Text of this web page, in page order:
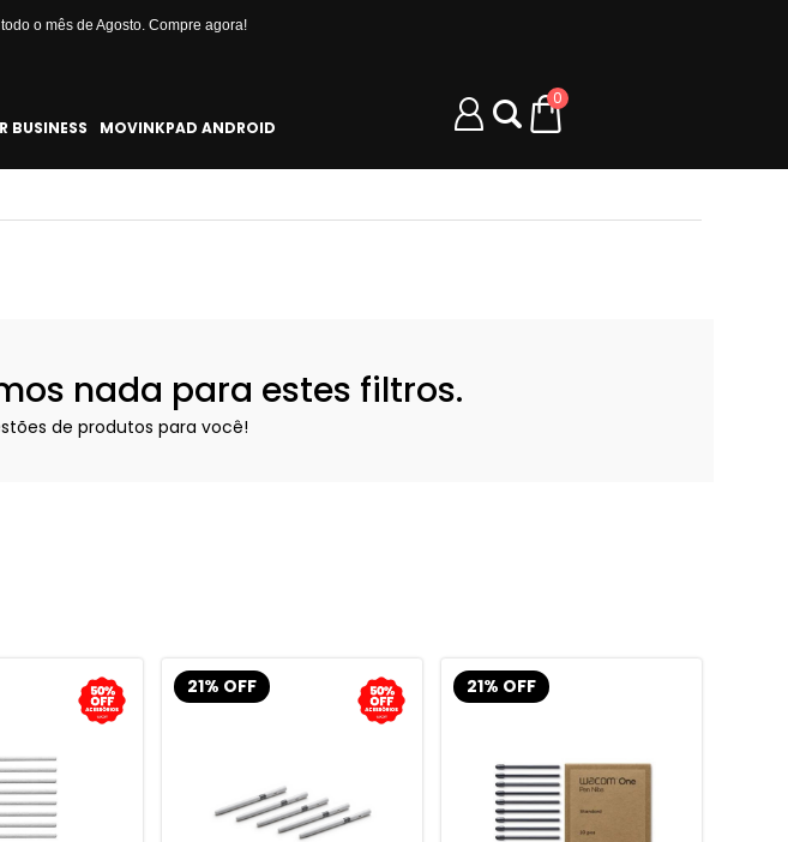
o mês de Agosto. Compre agora!
BUSINESS MOVINKPAD ANDROID
0
nada para estes filtros.
de produtos para você!
21% OFF 21% OFF